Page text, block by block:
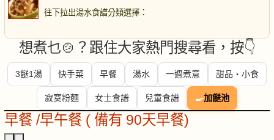
往下拉出湯水食譜分類選擇 ：
想煮乜🍲？跟住大家熱門搜尋看，按👇
3餸1湯 快手菜 早餐 湯水 一週煮意 甜品・小食
寂寞粉麵 女士食譜 兒童食譜 🍳加餸池
早餐 /早午餐 ( 備有 90天早餐)